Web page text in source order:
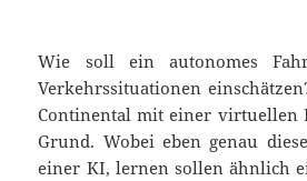
Wie soll ein autonomes
Verkehrssituationen
Continental mit einer virtuellen
Grund. Wobei eben genau
einer KI, lernen sollen ähnlich